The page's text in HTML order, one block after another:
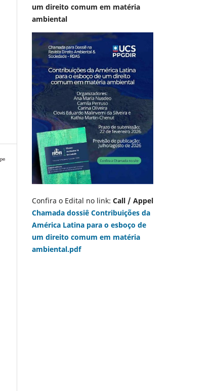
um direito comum em matéria
ambiental
Confira o Edital no link: Call / Appel
Chamada dossiê Contribuições da
América Latina para o esboço de
um direito comum em matéria
ambiental.pdf